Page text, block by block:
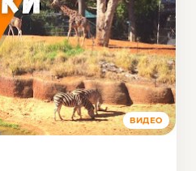
ВИДЕО